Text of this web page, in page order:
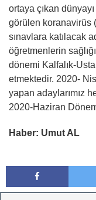
ortaya çıkan
görülen koranavirüs
sınavlara katılacak
öğretmenlerin
dönemi Kalfalık-
etmektedir. 2020-
yapan adaylarımız
2020-Haziran
Haber: Umut AL